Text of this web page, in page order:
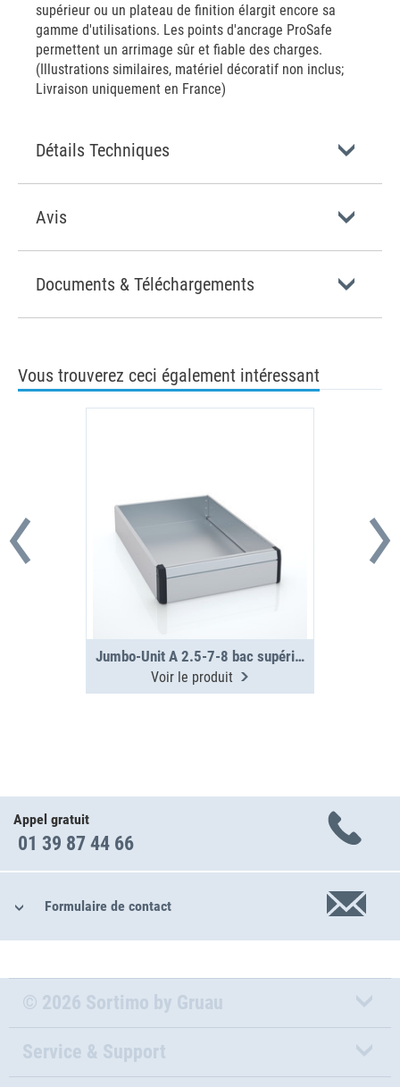
supérieur ou un plateau de finition élargit encore sa
gamme d'utilisations. Les points d'ancrage ProSafe
permettent un arrimage sûr et fiable des charges.
(Illustrations similaires, matériel décoratif non inclus;
Livraison uniquement en France)
Détails Techniques
Avis
Documents & Téléchargements
Vous trouverez ceci également intéressant
Jumbo-Unit A 2.5-7-8 bac supérieur
Voir le produit
Appel gratuit
01 39 87 44 66
Formulaire de contact
© 2026 Sortimo by Gruau
Service & Support